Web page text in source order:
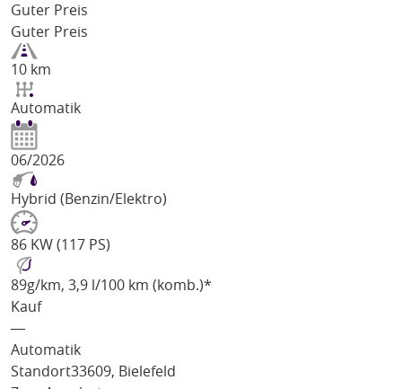
Guter Preis
Guter Preis
10 km
Automatik
06/2026
Hybrid (Benzin/Elektro)
86 KW (117 PS)
89g/km, 3,9 l/100 km (komb.)*
Kauf
―
Automatik
Standort33609, Bielefeld